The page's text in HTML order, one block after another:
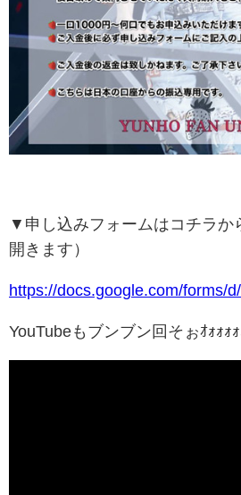
▼申し込みフォームはコチラか
開きます）
https://docs.google.com/forms/
YouTubeもブンブン回そぉｵｫｫｫｫ